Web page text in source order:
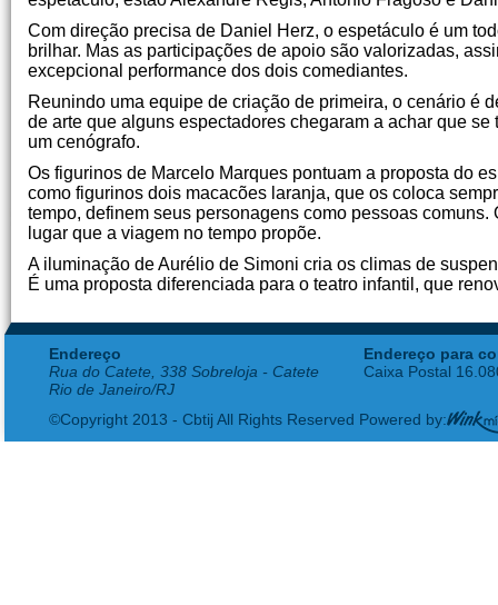
Com direção precisa de Daniel Herz, o espetáculo é um
brilhar. Mas as participações de apoio são valorizadas,
excepcional performance dos dois comediantes.
Reunindo uma equipe de criação de primeira, o cenário é
de arte que alguns espectadores chegaram a achar que
um cenógrafo.
Os figurinos de Marcelo Marques pontuam a proposta do
como figurinos dois macacões laranja, que os coloca
tempo, definem seus personagens como pessoas
lugar que a viagem no tempo propõe.
A iluminação de Aurélio de Simoni cria os climas de
É uma proposta diferenciada para o teatro infantil, que
Endereço
Rua do Catete, 338 Sobreloja - Catete
Rio de Janeiro/RJ
Endereço para
Caixa Postal
©Copyright 2013 - Cbtij All Rights Reserved Powered by: